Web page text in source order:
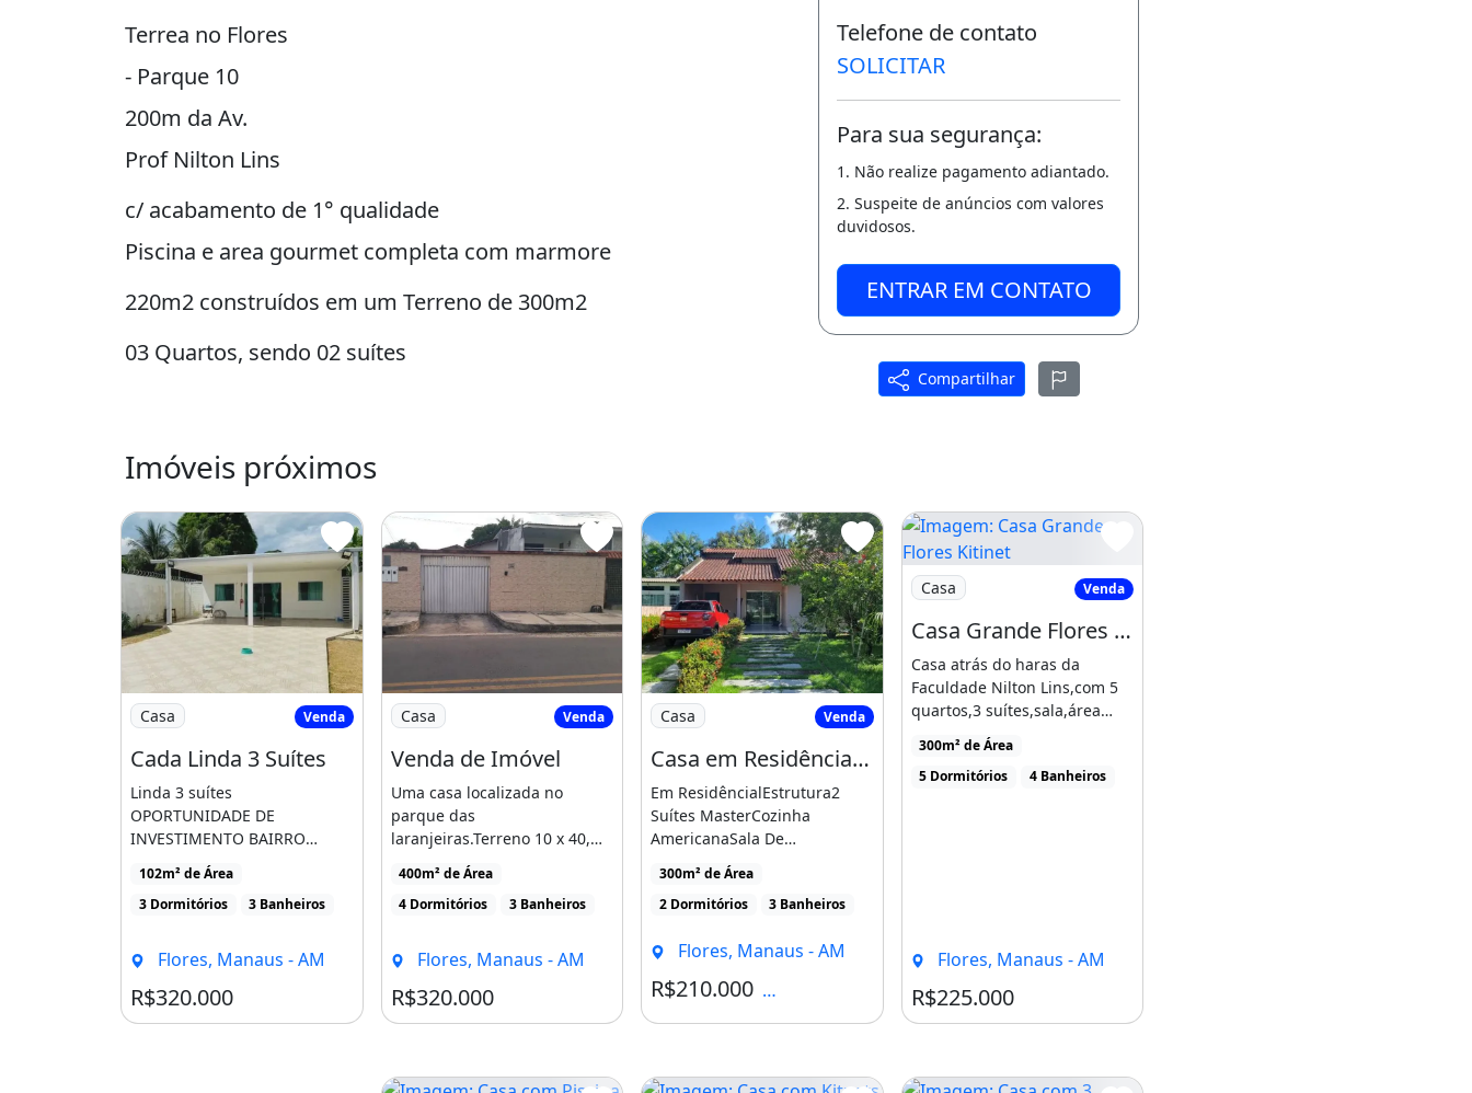
Terrea no Flores
- Parque 10
200m da Av.
Prof Nilton Lins
c/ acabamento de 1° qualidade
Piscina e area gourmet completa com marmore
220m2 construídos em um Terreno de 300m2
03 Quartos, sendo 02 suítes
banheiro externo p/ area molhada
Sala ampla
Cozinha interna c/ despensa
02 vagas de garagem cobertas
*Forro em gesso c/ iluiminação LED,
Porcelanato 80x80
Apto para financiar
Entrada mínima de 23 mil + boletos
Agende uma visita!
92 98446-6258
Telefone de contato
SOLICITAR
Para sua segurança:
1. Não realize pagamento adiantado.
2. Suspeite de anúncios com valores
duvidosos.
ENTRAR EM CONTATO
Compartilhar
Imóveis próximos
Imagem: Cada Linda 3 Suítes
Casa Venda
Cada Linda 3 Suítes
Linda 3 suítes
OPORTUNIDADE DE
INVESTIMENTO BAIRRO
COLÔNIA SANTO ANTÔNIO
Prox da Av.Max teixeira [...]
102m² de Área
3 Dormitórios
3 Banheiros
Flores, Manaus - AM
R$320.000
Imagem: Venda de Imóvel
Casa Venda
Venda de Imóvel
Uma casa localizada no
parque das
laranjeiras.Terreno 10 x 40,
com poço artesiano, garagem
para ate [...]
400m² de Área
4 Dormitórios
3 Banheiros
Flores, Manaus - AM
R$320.000
Imagem: Casa em Residêncial- Br 174 Km5 - Tarumã
Casa Venda
Casa em Residêncial- Br 174 Km5 - Tarumã Acum
Em ResidêncialEstrutura2
Suítes MasterCozinha
AmericanaSala De
JantarLavaboÁrea de Serviço
ExternaColonial [...]
300m² de Área
2 Dormitórios
3 Banheiros
Flores, Manaus - AM
R$210.000 Condomínio R$50
Imagem: Casa Grande Flores Kitinet
Casa Venda
Casa Grande Flores Kitinet
Casa atrás do haras da
Faculdade Nilton Lins,com 5
quartos,3 suítes,sala,área
cozinha,varanda,poço [...]
300m² de Área
5 Dormitórios
4 Banheiros
Flores, Manaus - AM
R$225.000